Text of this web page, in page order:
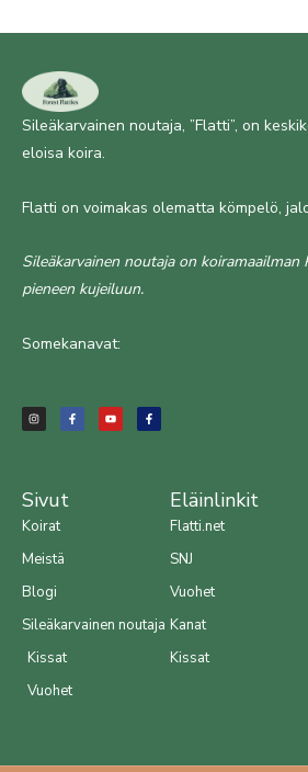
Sileäkarvainen noutaja, ”Flatti”, on
eloisa koira.
Flatti on voimakas olematta kömpelö,
Sileäkarvainen noutaja on koiramaailman
pieneen kujeiluun.
Somekanavat:
s
t
a
c
e
b
u
t
u
c
e
b
Sivut
Koirat
Meistä
Blogi
Sileäkarvainen noutaja
Kissat
Vuohet
Eläinlinkit
Flatti.net
SNJ
Vuohet
Kanat
Kissat